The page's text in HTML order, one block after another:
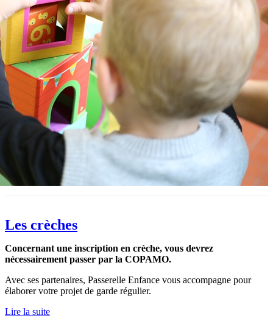
Les crèches
Concernant une inscription en crèche, vous devrez
nécessairement passer par la COPAMO.
Avec ses partenaires, Passerelle Enfance vous accompagne pour
élaborer votre projet de garde régulier.
Lire la suite